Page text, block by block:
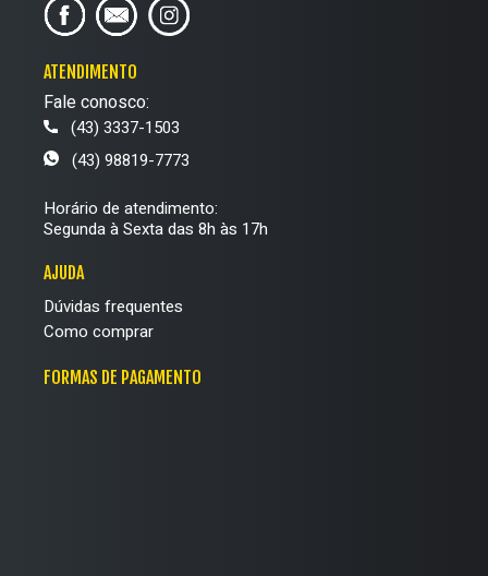
ATENDIMENTO
Fale conosco:
(43) 3337-1503
(43) 98819-7773
Horário de atendimento:
Segunda à Sexta das 8h às 17h
AJUDA
Dúvidas frequentes
Como comprar
FORMAS DE PAGAMENTO